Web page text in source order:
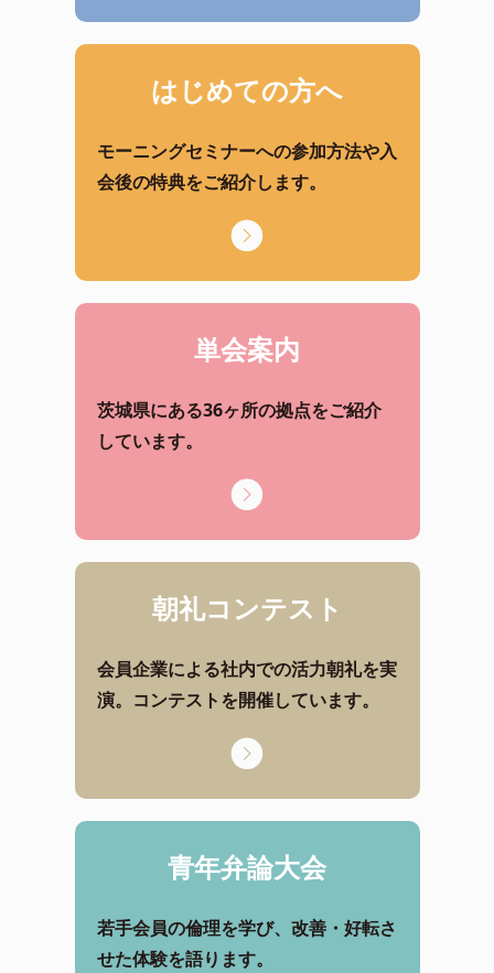
はじめての方へ
モーニングセミナーへの参加方法や入
会後の特典をご紹介します。
単会案内
茨城県にある36ヶ所の拠点をご紹介
しています。
朝礼コンテスト
会員企業による社内での活力朝礼を実
演。コンテストを開催しています。
青年弁論大会
若手会員の倫理を学び、改善・好転さ
せた体験を語ります。